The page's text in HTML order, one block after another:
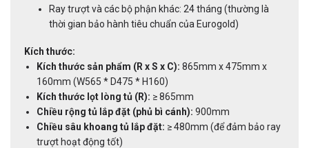
Ray trượt và các bộ phận khác: 24 tháng (thường là
thời gian bảo hành tiêu chuẩn của Eurogold)
Kích thước:
Kích thước sản phẩm (R x S x C): 865mm x 475mm x
160mm (W565 * D475 * H160)
Kích thước lọt lòng tủ (R): ≥ 865mm
Chiều rộng tủ lắp đặt (phủ bì cánh): 900mm
Chiều sâu khoang tủ lắp đặt: ≥ 480mm (để đảm bảo ray
trượt hoạt động tốt)